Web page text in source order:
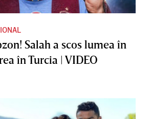
Salah a scos lumea în
în Turcia | VIDEO